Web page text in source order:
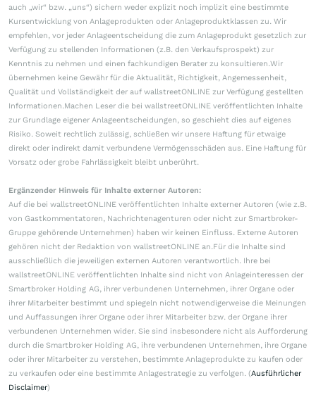
auch „wir“ bzw. „uns“) sichern weder explizit noch implizit eine bestimmte
Kursentwicklung von Anlageprodukten oder Anlageproduktklassen zu. Wir
empfehlen, vor jeder Anlageentscheidung die zum Anlageprodukt gesetzlich zur
Verfügung zu stellenden Informationen (z.B. den Verkaufsprospekt) zur
Kenntnis zu nehmen und einen fachkundigen Berater zu konsultieren.Wir
übernehmen keine Gewähr für die Aktualität, Richtigkeit, Angemessenheit,
Qualität und Vollständigkeit der auf wallstreetONLINE zur Verfügung gestellten
Informationen.Machen Leser die bei wallstreetONLINE veröffentlichten Inhalte
zur Grundlage eigener Anlageentscheidungen, so geschieht dies auf eigenes
Risiko. Soweit rechtlich zulässig, schließen wir unsere Haftung für etwaige
direkt oder indirekt damit verbundene Vermögensschäden aus. Eine Haftung für
Vorsatz oder grobe Fahrlässigkeit bleibt unberührt.
Ergänzender Hinweis für Inhalte externer Autoren:
Auf die bei wallstreetONLINE veröffentlichten Inhalte externer Autoren (wie z.B.
von Gastkommentatoren, Nachrichtenagenturen oder nicht zur Smartbroker-
Gruppe gehörende Unternehmen) haben wir keinen Einfluss. Externe Autoren
gehören nicht der Redaktion von wallstreetONLINE an.Für die Inhalte sind
ausschließlich die jeweiligen externen Autoren verantwortlich. Ihre bei
wallstreetONLINE veröffentlichten Inhalte sind nicht von Anlageinteressen der
Smartbroker Holding AG, ihrer verbundenen Unternehmen, ihrer Organe oder
ihrer Mitarbeiter bestimmt und spiegeln nicht notwendigerweise die Meinungen
und Auffassungen ihrer Organe oder ihrer Mitarbeiter bzw. der Organe ihrer
verbundenen Unternehmen wider. Sie sind insbesondere nicht als Aufforderung
durch die Smartbroker Holding AG, ihre verbundenen Unternehmen, ihre Organe
oder ihrer Mitarbeiter zu verstehen, bestimmte Anlageprodukte zu kaufen oder
zu verkaufen oder eine bestimmte Anlagestrategie zu verfolgen. (Ausführlicher
Disclaimer)